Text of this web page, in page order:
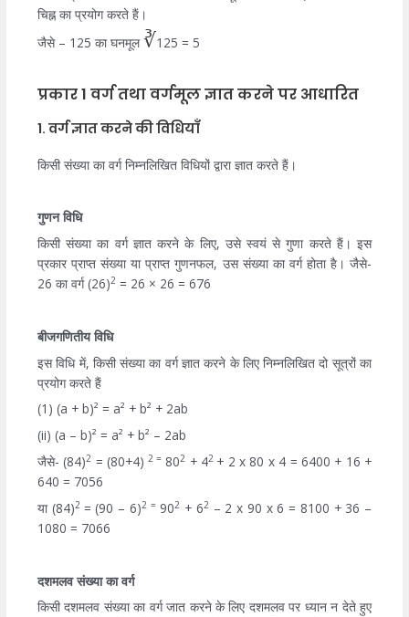
चिह्न का प्रयोग करते हैं।
जैसे – 125 का घनमूल∛125 = 5
प्रकार 1 वर्ग तथा वर्गमूल ज्ञात करने पर आधारित
1. वर्ग ज्ञात करने की विधियाँ
किसी संख्या का वर्ग निम्नलिखित विधियों द्वारा ज्ञात करते हैं।
गुणन विधि
किसी संख्या का वर्ग ज्ञात करने के लिए, उसे स्वयं से गुणा करते हैं। इस
प्रकार प्राप्त संख्या या प्राप्त गुणनफल, उस संख्या का वर्ग होता है। जैसे-
26 का वर्ग (26)2 = 26 × 26 = 676
बीजगणितीय विधि
इस विधि में, किसी संख्या का वर्ग ज्ञात करने के लिए निम्नलिखित दो सूत्रों का
प्रयोग करते हैं
(1) (a + b)² = a² + b² + 2ab
(ii) (a – b)² = a² + b² – 2ab
जैसे- (84)2 = (80+4) 2 =802 + 42 + 2 x 80 x 4 = 6400 + 16 +
640 = 7056
या (84)2 = (90 – 6)2 =902 + 62– 2 x 90 x 6 = 8100 + 36 –
1080 = 7066
दशमलव संख्या का वर्ग
किसी दशमलव संख्या का वर्ग जात करने के लिए दशमलव पर ध्यान न देते हुए